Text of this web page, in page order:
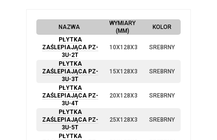
NAZWA
WYMIARY
(MM)
KOLOR
PŁYTKA
ZAŚLEPIAJĄCA PZ-
3U-2T
10X128X3 SREBRNY
PŁYTKA
ZAŚLEPIAJĄCA PZ-
3U-3T
15X128X3 SREBRNY
PŁYTKA
ZAŚLEPIAJĄCA PZ-
3U-4T
20X128X3 SREBRNY
PŁYTKA
ZAŚLEPIAJĄCA PZ-
3U-5T
25X128X3 SREBRNY
PŁYTKA